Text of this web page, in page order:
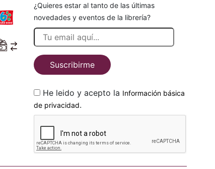
¿Quieres estar al tanto de las últimas
novedades y eventos de la librería?
Suscribirme
He leido y acepto la Información básica
de privacidad.